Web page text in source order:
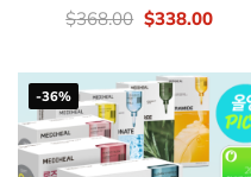
價
$368.00 Original
$368.00.
$338.00
-36%